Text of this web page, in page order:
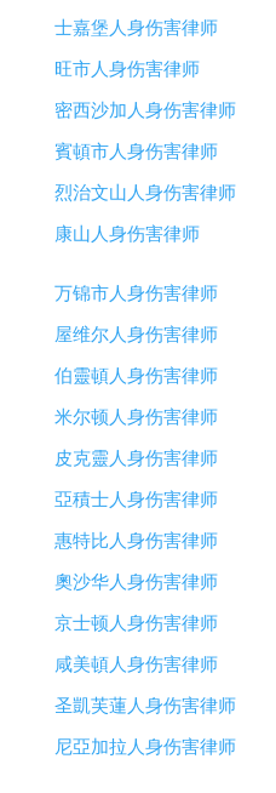
士嘉堡人身伤害律师
旺市人身伤害律师
密西沙加人身伤害律师
賓頓市人身伤害律师
烈治文山人身伤害律师
康山人身伤害律师
万锦市人身伤害律师
屋维尔人身伤害律师
伯靈頓人身伤害律师
米尔顿人身伤害律师
皮克靈人身伤害律师
亞積士人身伤害律师
惠特比人身伤害律师
奧沙华人身伤害律师
京士顿人身伤害律师
咸美頓人身伤害律师
圣凱芙蓮人身伤害律师
尼亞加拉人身伤害律师